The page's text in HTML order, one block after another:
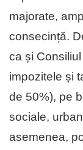
majorate,
consecință.
ca și
impozitele și
de 50%), pe
sociale,
asemenea,